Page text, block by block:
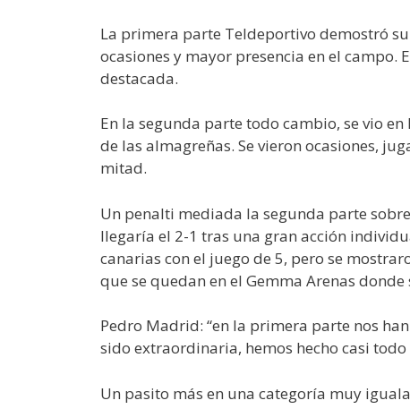
La primera parte Teldeportivo demostró
ocasiones y mayor presencia en el
destacada.
En la segunda parte todo cambio, se vio
de las almagreñas. Se vieron ocasiones,
mitad.
Un penalti mediada la segunda parte
llegaría el 2-1 tras una gran acción
canarias con el juego de 5, pero se
que se quedan en el Gemma Arenas
Pedro Madrid: “en la primera parte nos
sido extraordinaria, hemos hecho casi
Un pasito más en una categoría muy